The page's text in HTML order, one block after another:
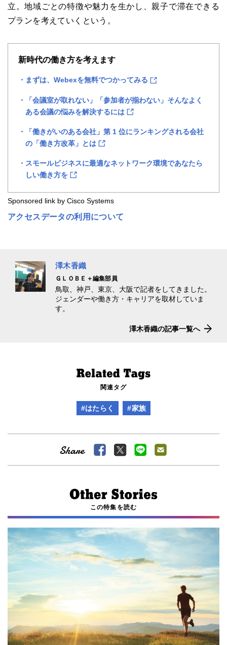
立。地域ごとの特徴や魅力を生かし、親子で滞在できる
プランを考えていくという。
新時代の働き方を考えます
まずは、Webexを無料でつかってみる
「会議室が取れない」「参加者が揃わない」そんなよく
ある会議の悩みを解決するには
「働きがいのある会社」第 1 位にランキングされる会社
の「働き方改革」とは
スモールビジネスに最適なネットワーク環境であなたら
しい働き方を
Sponsored link by Cisco Systems
アクセスデータの利用について
澤木香織
ＧＬＯＢＥ＋編集部員
鳥取、神戸、東京、大阪で記者をしてきました。
ジェンダーや働き方・キャリアを取材していま
す。
澤木香織の記事一覧へ
関連タグ
#はたらく #家族
この特集を読む